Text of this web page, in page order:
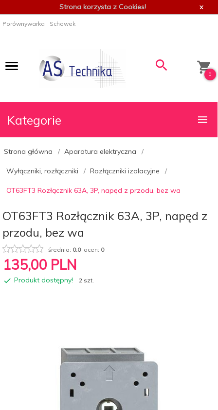
Strona korzysta z Cookies! x
Porównywarka Schowek
0
Kategorie
Strona główna Aparatura elektryczna
Wyłączniki, rozłączniki Rozłączniki izolacyjne
OT63FT3 Rozłącznik 63A, 3P, napęd z przodu, bez wa
OT63FT3 Rozłącznik 63A, 3P, napęd z
przodu, bez wa
średnia: 0.0ocen: 0
135,00 PLN
Produkt dostępny! 2 szt.